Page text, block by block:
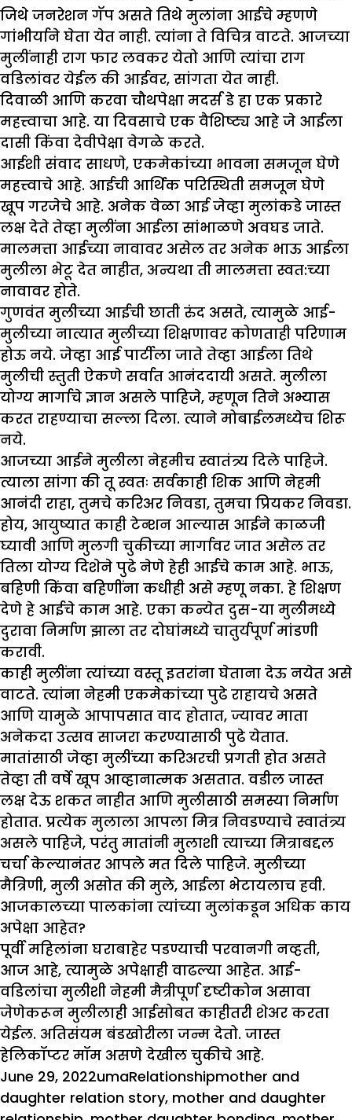
जिथे जनरेशन गॅप असते तिथे मुलांना आईचे म्हणणे
गांभीर्याने घेता येत नाही. त्यांना ते विचित्र वाटते. आजच्या
मुलींनाही राग फार लवकर येतो आणि त्यांचा राग
वडिलांवर येईल की आईवर, सांगता येत नाही.
दिवाळी आणि करवा चौथपेक्षा मदर्स डे हा एक प्रकारे
महत्त्वाचा आहे. या दिवसाचे एक वैशिष्ट्य आहे जे आईला
दासी किंवा देवीपेक्षा वेगळे करते.
आईशी संवाद साधणे, एकमेकांच्या भावना समजून घेणे
महत्त्वाचे आहे. आईची आर्थिक परिस्थिती समजून घेणे
खूप गरजेचे आहे. अनेक वेळा आई जेव्हा मुलांकडे जास्त
लक्ष देते तेव्हा मुलींना आईला सांभाळणे अवघड जाते.
मालमत्ता आईच्या नावावर असेल तर अनेक भाऊ आईला
मुलीला भेटू देत नाहीत, अन्यथा ती मालमत्ता स्वत:च्या
नावावर होते.
गुणवंत मुलीच्या आईची छाती रुंद असते, त्यामुळे आई-
मुलीच्या नात्यात मुलीच्या शिक्षणावर कोणताही परिणाम
होऊ नये. जेव्हा आई पार्टीला जाते तेव्हा आईला तिथे
मुलीची स्तुती ऐकणे सर्वात आनंददायी असते. मुलीला
योग्य मार्गाचे ज्ञान असले पाहिजे, म्हणून तिने अभ्यास
करत राहण्याचा सल्ला दिला. त्याने मोबाईलमध्येच शिरू
नये.
आजच्या आईने मुलीला नेहमीच स्वातंत्र्य दिले पाहिजे.
त्याला सांगा की तू स्वतः सर्वकाही शिक आणि नेहमी
आनंदी राहा, तुमचे करिअर निवडा, तुमचा प्रियकर निवडा.
होय, आयुष्यात काही टेन्शन आल्यास आईने काळजी
घ्यावी आणि मुलगी चुकीच्या मार्गावर जात असेल तर
तिला योग्य दिशेने पुढे नेणे हेही आईचे काम आहे. भाऊ,
बहिणी किंवा बहिणींना कधीही असे म्हणू नका. हे शिक्षण
देणे हे आईचे काम आहे. एका कन्येत दुस-या मुलीमध्ये
दुरावा निर्माण झाला तर दोघांमध्ये चातुर्यपूर्ण मांडणी
करावी.
काही मुलींना त्यांच्या वस्तू इतरांना घेताना देऊ नयेत असे
वाटते. त्यांना नेहमी एकमेकांच्या पुढे राहायचे असते
आणि यामुळे आपापसात वाद होतात, ज्यावर माता
अनेकदा उत्सव साजरा करण्यासाठी पुढे येतात.
मातांसाठी जेव्हा मुलींच्या करिअरची प्रगती होत असते
तेव्हा ती वर्षे खूप आव्हानात्मक असतात. वडील जास्त
लक्ष देऊ शकत नाहीत आणि मुलीसाठी समस्या निर्माण
होतात. प्रत्येक मुलाला आपला मित्र निवडण्याचे स्वातंत्र्य
असले पाहिजे, परंतु मातांनी मुलाशी त्याच्या मित्राबद्दल
चर्चा केल्यानंतर आपले मत दिले पाहिजे. मुलीच्या
मैत्रिणी, मुली असोत की मुले, आईला भेटायलाच हवी.
आजकालच्या पालकांना त्यांच्या मुलांकडून अधिक काय
अपेक्षा आहेत?
पूर्वी महिलांना घराबाहेर पडण्याची परवानगी नव्हती,
आज आहे, त्यामुळे अपेक्षाही वाढल्या आहेत. आई-
वडिलांचा मुलीशी नेहमी मैत्रीपूर्ण दृष्टीकोन असावा
जेणेकरून मुलीलाही आईसोबत काहीतरी शेअर करता
येईल. अतिसंयम बंडखोरीला जन्म देतो. जास्त
हेलिकॉप्टर मॉम असणे देखील चुकीचे आहे.
Posted
on
June 29, 2022Author
umaCategories
RelationshipTags
mother and
daughter relation story, mother and daughter